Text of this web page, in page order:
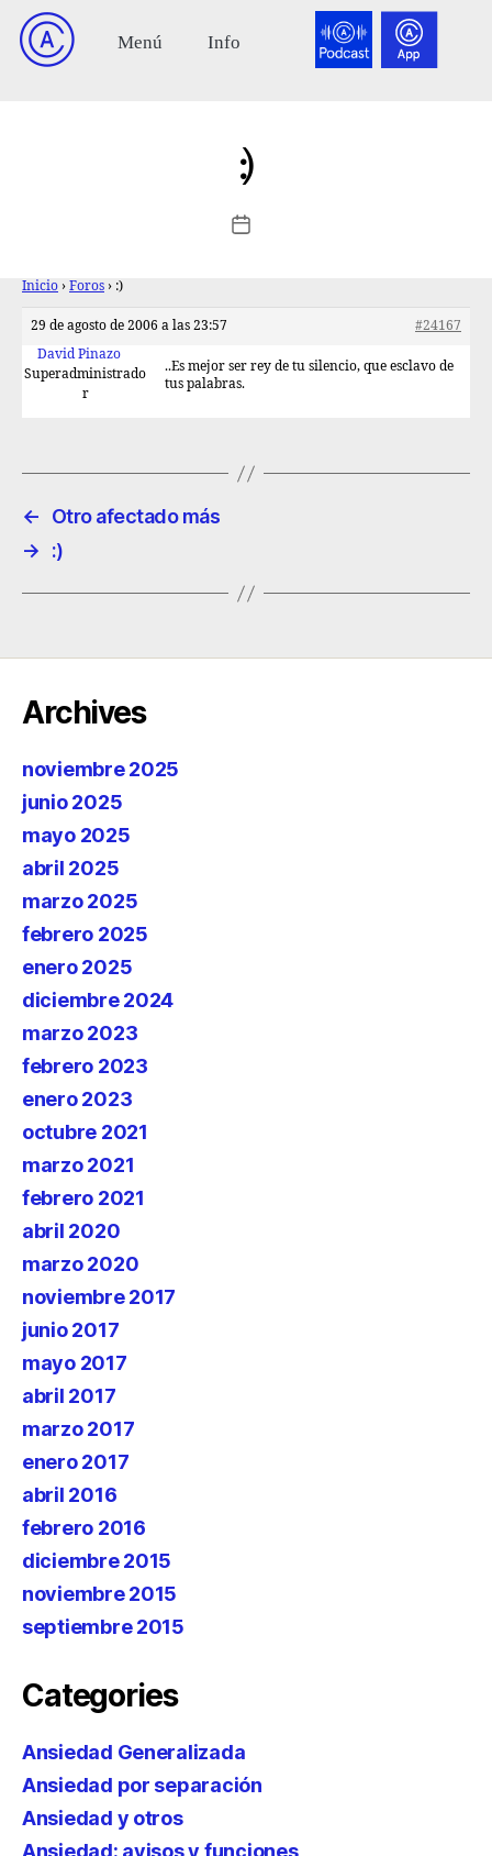
:)
Inicio › Foros › :)
29 de agosto de 2006 a las 23:57
#24167
David Pinazo
Superadministrado
r
..Es mejor ser rey de tu silencio, que esclavo de
tus palabras.
←
Otro afectado más
→
:)
Archives
noviembre 2025
junio 2025
mayo 2025
abril 2025
marzo 2025
febrero 2025
enero 2025
diciembre 2024
marzo 2023
febrero 2023
enero 2023
octubre 2021
marzo 2021
febrero 2021
abril 2020
marzo 2020
noviembre 2017
junio 2017
mayo 2017
abril 2017
marzo 2017
enero 2017
abril 2016
febrero 2016
diciembre 2015
noviembre 2015
septiembre 2015
Categories
Ansiedad Generalizada
Ansiedad por separación
Ansiedad y otros
Ansiedad: avisos y funciones